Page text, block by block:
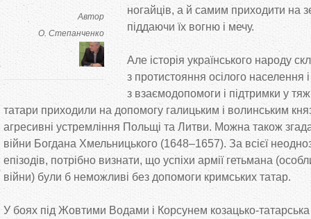
Автор
О. Степанченко
ногайців, а й самим приходити на
піддаючи їх вогню і мечу.
Але історія українського народу
з протистояння осілого населення
з взаємодопомоги і підтримки у
татари приходили на допомогу галицьким і волинським
агресивні устремління Польщі та Литви. Можна також
війни Богдана Хмельницького (1648–1657). За всієї
епізодів, потрібно визнати, що успіхи армії гетьмана
війни) були б неможливі без допомоги кримських татар.
У боях під Жовтими Водами і Корсунем козацько-татарська